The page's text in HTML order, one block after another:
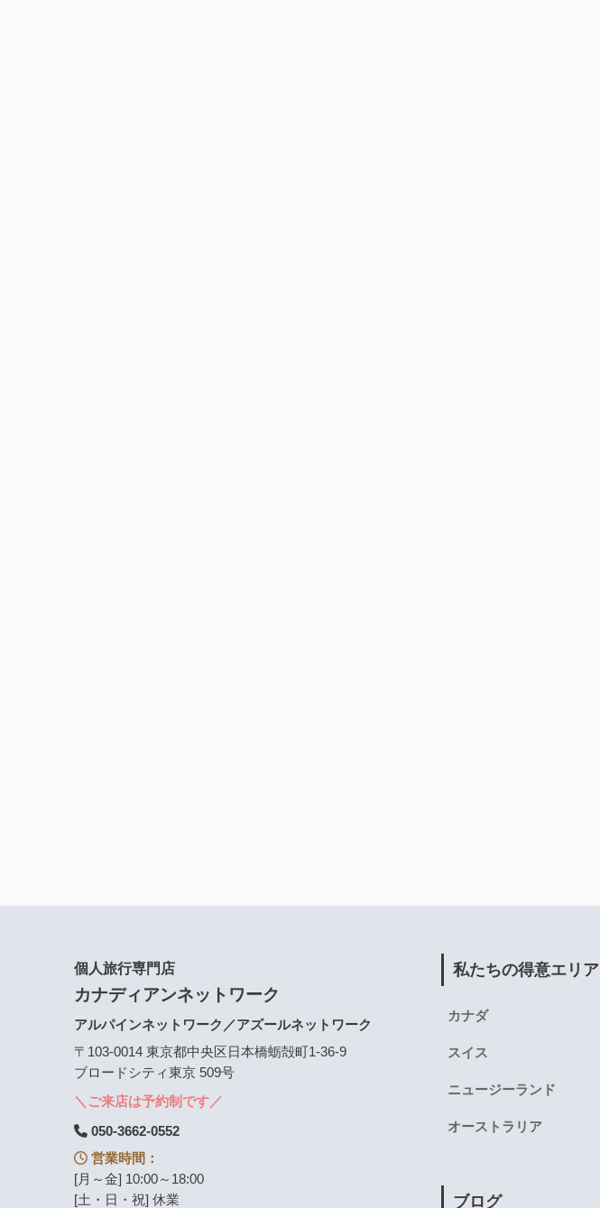
個人旅行専門店
カナディアンネットワーク
アルパインネットワーク／アズールネットワーク
〒103-0014 東京都中央区日本橋蛎殻町1-36-9
ブロードシティ東京 509号
＼ご来店は予約制です／
050-3662-0552
営業時間：
[月～金] 10:00～18:00
[土・日・祝] 休業
私たちの得意エリア
カナダ
スイス
ニュージーランド
オーストラリア
ブログ